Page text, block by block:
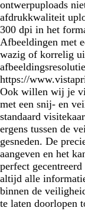
ontwerpuploads
afdrukkwaliteit
300 dpi in het
Afbeeldingen met
wazig of korrelig
https://
Ook willen wij je
met een snij- en
standaard
ergens tussen de
gesneden. De
aangeven en het
perfect
altijd alle
binnen de
te laten doorlopen